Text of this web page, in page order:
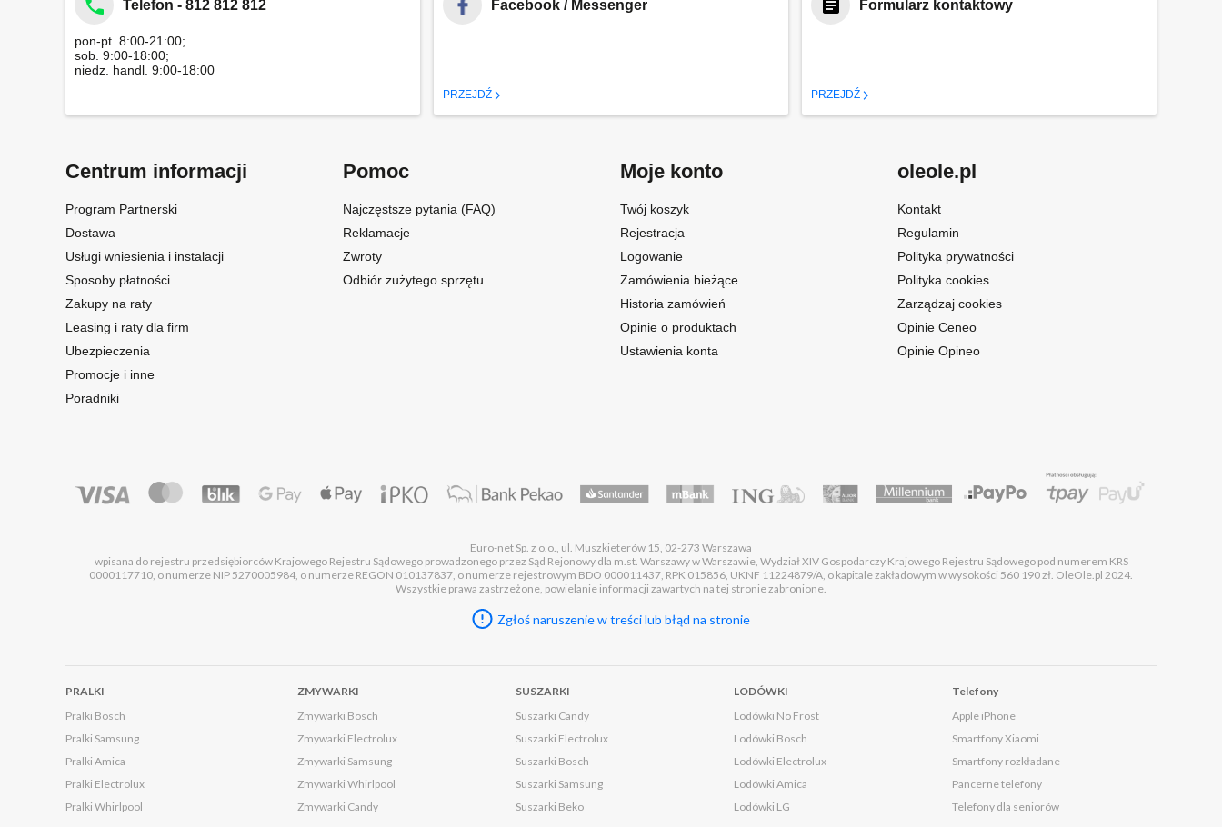
Telefon - 812 812 812
pon-pt. 8:00-21:00;
sob. 9:00-18:00;
niedz. handl. 9:00-18:00
Facebook / Messenger
PRZEJDŹ
Formularz kontaktowy
PRZEJDŹ
Centrum informacji
Program Partnerski
Dostawa
Usługi wniesienia i instalacji
Sposoby płatności
Zakupy na raty
Leasing i raty dla firm
Ubezpieczenia
Promocje i inne
Poradniki
Pomoc
Najczęstsze pytania (FAQ)
Reklamacje
Zwroty
Odbiór zużytego sprzętu
Moje konto
Twój koszyk
Rejestracja
Logowanie
Zamówienia bieżące
Historia zamówień
Opinie o produktach
Ustawienia konta
oleole.pl
Kontakt
Regulamin
Polityka prywatności
Polityka cookies
Zarządzaj cookies
Opinie Ceneo
Opinie Opineo
Euro-net Sp. z o.o., ul. Muszkieterów 15, 02-273 Warszawa
wpisana do rejestru przedsiębiorców Krajowego Rejestru Sądowego prowadzonego przez Sąd Rejonowy dla m.st. Warszawy w Warszawie, Wydział XIV Gospodarczy Krajowego Rejestru Sądowego pod numerem KRS
0000117710, o numerze NIP 5270005984, o numerze REGON 010137837, o numerze rejestrowym BDO 000011437, RPK 015856, UKNF 11224879/A, o kapitale zakładowym w wysokości 560 190 zł. OleOle.pl 2024.
Wszystkie prawa zastrzeżone, powielanie informacji zawartych na tej stronie zabronione.
Zgłoś naruszenie w treści lub błąd na stronie
PRALKI
Pralki Bosch
Pralki Samsung
Pralki Amica
Pralki Electrolux
Pralki Whirlpool
ZMYWARKI
Zmywarki Bosch
Zmywarki Electrolux
Zmywarki Samsung
Zmywarki Whirlpool
Zmywarki Candy
SUSZARKI
Suszarki Candy
Suszarki Electrolux
Suszarki Bosch
Suszarki Samsung
Suszarki Beko
LODÓWKI
Lodówki No Frost
Lodówki Bosch
Lodówki Electrolux
Lodówki Amica
Lodówki LG
Telefony
Apple iPhone
Smartfony Xiaomi
Smartfony rozkładane
Pancerne telefony
Telefony dla seniorów